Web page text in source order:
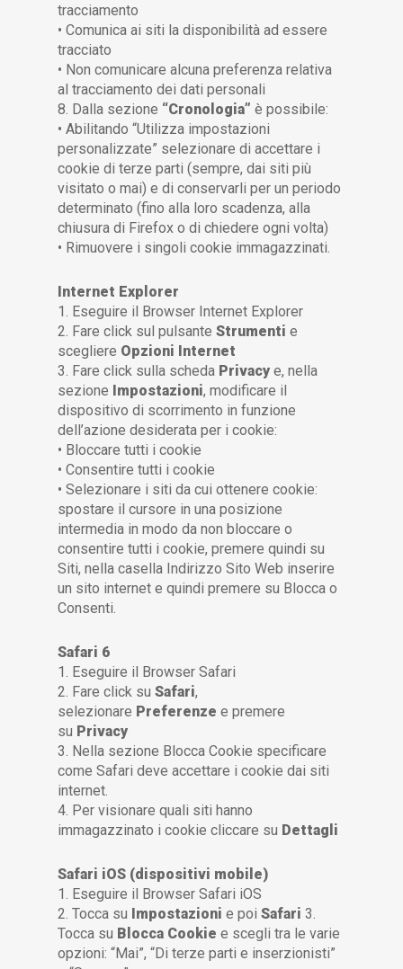
tracciamento
• Comunica ai siti la disponibilità ad essere
tracciato
• Non comunicare alcuna preferenza relativa
al tracciamento dei dati personali
8. Dalla sezione “Cronologia” è possibile:
• Abilitando “Utilizza impostazioni
personalizzate” selezionare di accettare i
cookie di terze parti (sempre, dai siti più
visitato o mai) e di conservarli per un periodo
determinato (fino alla loro scadenza, alla
chiusura di Firefox o di chiedere ogni volta)
• Rimuovere i singoli cookie immagazzinati.
Internet Explorer
1. Eseguire il Browser Internet Explorer
2. Fare click sul pulsante Strumenti e
scegliere Opzioni Internet
3. Fare click sulla scheda Privacy e, nella
sezione Impostazioni, modificare il
dispositivo di scorrimento in funzione
dell’azione desiderata per i cookie:
• Bloccare tutti i cookie
• Consentire tutti i cookie
• Selezionare i siti da cui ottenere cookie:
spostare il cursore in una posizione
intermedia in modo da non bloccare o
consentire tutti i cookie, premere quindi su
Siti, nella casella Indirizzo Sito Web inserire
un sito internet e quindi premere su Blocca o
Consenti.
Safari 6
1. Eseguire il Browser Safari
2. Fare click su Safari,
selezionare Preferenze e premere
su Privacy
3. Nella sezione Blocca Cookie specificare
come Safari deve accettare i cookie dai siti
internet.
4. Per visionare quali siti hanno
immagazzinato i cookie cliccare su Dettagli
Safari iOS (dispositivi mobile)
1. Eseguire il Browser Safari iOS
2. Tocca su Impostazioni e poi Safari 3.
Tocca su Blocca Cookie e scegli tra le varie
opzioni: “Mai”, “Di terze parti e inserzionisti”